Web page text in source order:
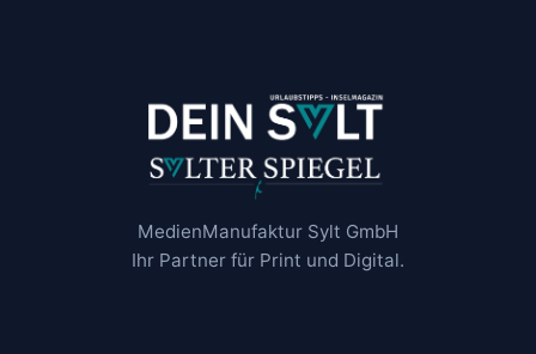
MedienManufaktur Sylt GmbH
Ihr Partner für Print und Digital.